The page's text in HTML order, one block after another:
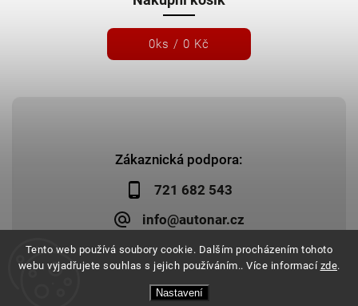
Tento web používá soubory cookie. Dalším procházením tohoto
webu vyjadřujete souhlas s jejich používáním.. Více informací zde.
Nastavení
Zákaznická podpora:
721 682 543
info@autonar.cz
0ks / 0 Kč
Autonar.cz. Všechna práva vyhrazena.